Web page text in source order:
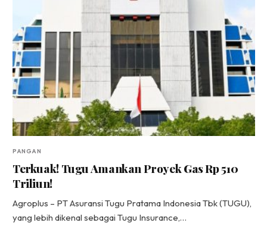
PANGAN
Terkuak! Tugu Amankan Proyek Gas Rp 510
Triliun!
Agroplus – PT Asuransi Tugu Pratama Indonesia Tbk (TUGU),
yang lebih dikenal sebagai Tugu Insurance,…